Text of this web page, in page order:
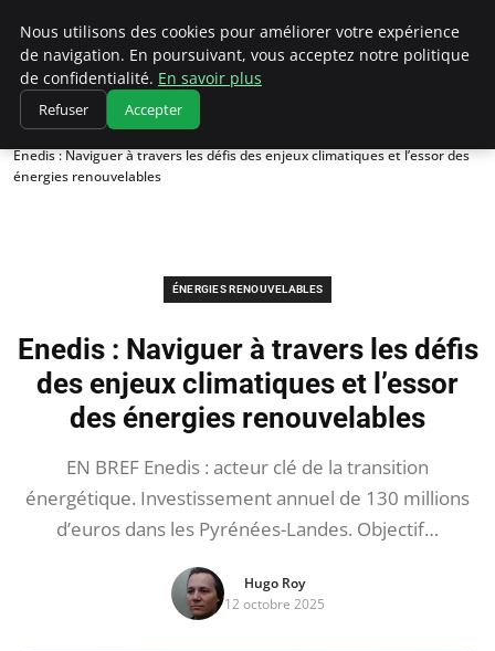
Climatedebtagents
Accueil
Énergies Renouvelables
Enedis : Naviguer à travers les défis des enjeux climatiques et l’essor des
énergies renouvelables
ÉNERGIES RENOUVELABLES
Enedis : Naviguer à travers les défis
des enjeux climatiques et l’essor
des énergies renouvelables
EN BREF Enedis : acteur clé de la transition
énergétique. Investissement annuel de 130 millions
d’euros dans les Pyrénées-Landes. Objectif…
Hugo Roy
12 octobre 2025
Nous utilisons des cookies pour améliorer votre expérience
de navigation. En poursuivant, vous acceptez notre politique
de confidentialité. En savoir plus
Refuser Accepter